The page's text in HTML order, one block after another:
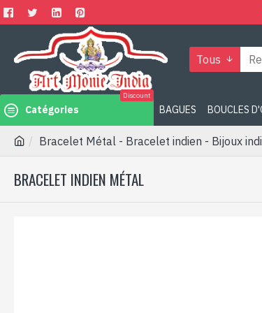
Tous
Catégories
Discount
BAGUES BOUCLES
Bracelet Métal - Bracelet indien - Bijoux
BRACELET INDIEN MÉTAL